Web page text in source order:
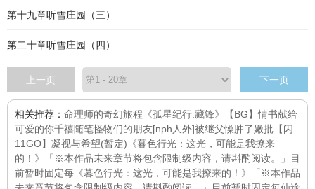
第十九章听雪庄园（三）
第二十章听雪庄园（四）
上一页 下一页
相关推荐： 命理师的奇幻旅程 《孤星纪行:藏锋》
【BG】情书献给
可爱的你千禧随笔怪物们的朋友[nph人外]被继父懆肿了嫩批 【闪
11GO】凝视与希望(暂定) 《暮色行光：这光，可能是我撩来
的！》「※本作品未来章节将包含限制级内容，请斟酌阅读。」目
前暂时固定每 《暮色行光：这光，可能是我撩来的！》「※本作品